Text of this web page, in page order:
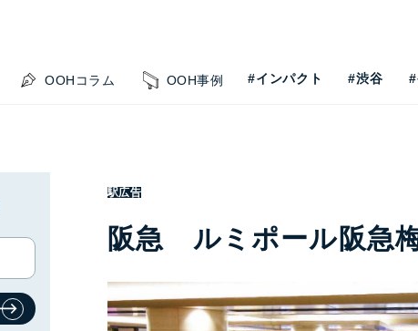
OOHコラム OOH事例 #インパクト #渋谷
駅広告
阪急 ルミポール阪急